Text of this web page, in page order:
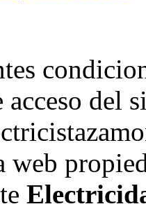
acceso del
web